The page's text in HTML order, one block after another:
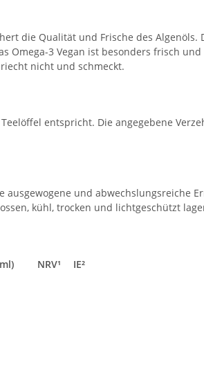
die Qualität und Frische des
Omega-3 Vegan ist besonders frisch
nicht und schmeckt.
entspricht. Die angegebene
und abwechslungsreiche
kühl, trocken und lichtgeschützt
ml) NRV¹
IE²